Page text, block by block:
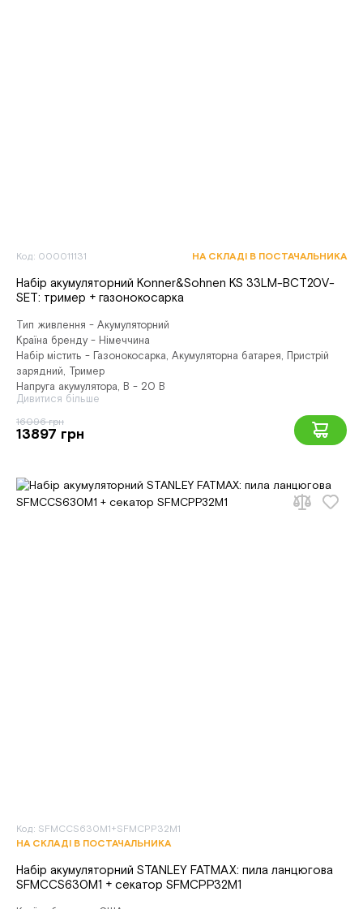
Код: 000011131 НА СКЛАДІ В ПОСТАЧАЛЬНИКА
Набір акумуляторний Konner&Sohnen KS 33LM-BCT20V-
SET: тример + газонокосарка
Тип живлення - Акумуляторний
Країна бренду - Німеччина
Набір містить - Газонокосарка, Акумуляторна батарея, Пристрій
зарядний, Тример
Напруга акумулятора, В - 20 В
Дивитися більше
16096 грн
13897 грн
Код: SFMCCS630M1+SFMCPP32M1
НА СКЛАДІ В ПОСТАЧАЛЬНИКА
Набір акумуляторний STANLEY FATMAX: пила ланцюгова
SFMCCS630M1 + секатор SFMCPP32M1